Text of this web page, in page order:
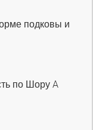
подковы и
по Шору A